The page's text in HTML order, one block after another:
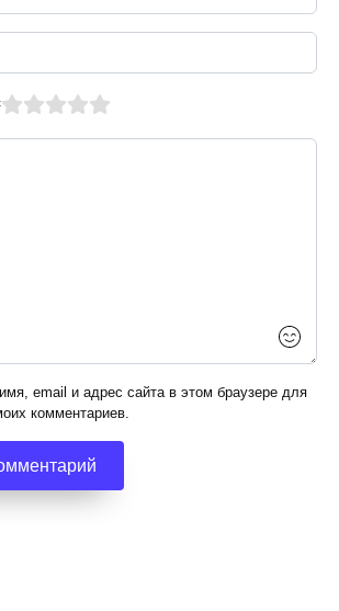
email и адрес сайта в этом браузере для
комментариев.